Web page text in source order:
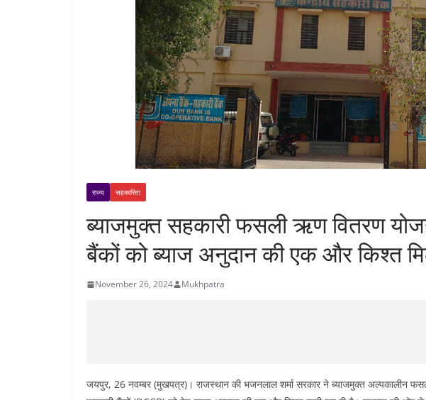
राज्य सहकारिता
ब्याजमुक्त सहकारी फसली ऋण वितरण
बैंकों को ब्याज अनुदान की एक और किश्त
November 26, 2024 Mukhpatra
जयपुर, 26 नवम्बर (मुखपत्र)। राजस्थान की भजनलाल शर्मा सरकार ने ब्याजमुक्त अल्पकालीन